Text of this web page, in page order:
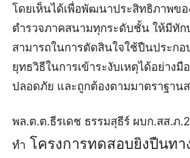
โดยเห็นได้เพื่อพัฒนาประสิทธิภาพขอ
ตำรวจภาคสนามทุกระดับชั้น ให้มีทัก
สามารถในการตัดสินใจใช้ปืนประกอ
ยุทธวิธีในการเข้าระงับเหตุได้อย่างมื
ปลอดภัย และถูกต้องตามมาตราฐาน
พล.ต.ต.ธีรเดช ธรรมสุธีร์ ผบก.สส.ภ
ทำ โครงการทดสอบยิงปืนทา